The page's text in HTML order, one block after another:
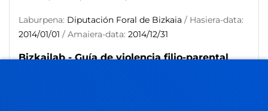
Laburpena: Diputación Foral de Bizkaia / Hasiera-data:
2014/01/01 / Amaiera-data: 2014/12/31
Bizkailab - Guía de violencia filio-parental